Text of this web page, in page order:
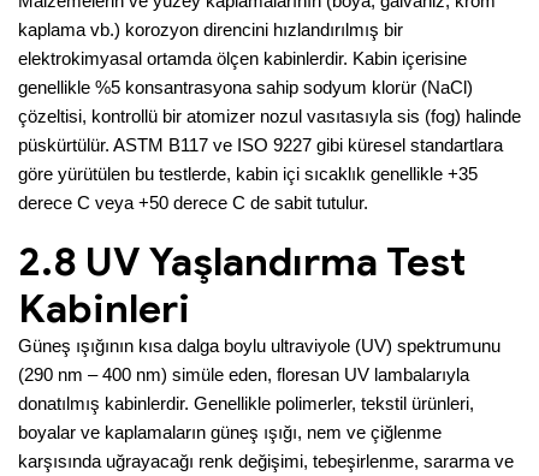
kaplama vb.) korozyon direncini hızlandırılmış bir
elektrokimyasal ortamda ölçen kabinlerdir. Kabin içerisine
genellikle %5 konsantrasyona sahip sodyum klorür (NaCl)
çözeltisi, kontrollü bir atomizer nozul vasıtasıyla sis (fog) halinde
püskürtülür. ASTM B117 ve ISO 9227 gibi küresel standartlara
göre yürütülen bu testlerde, kabin içi sıcaklık genellikle +35
derece C veya +50 derece C de sabit tutulur.
2.8 UV Yaşlandırma Test
Kabinleri
Güneş ışığının kısa dalga boylu ultraviyole (UV) spektrumunu
(290 nm – 400 nm) simüle eden, floresan UV lambalarıyla
donatılmış kabinlerdir. Genellikle polimerler, tekstil ürünleri,
boyalar ve kaplamaların güneş ışığı, nem ve çiğlenme
karşısında uğrayacağı renk değişimi, tebeşirlenme, sararma ve